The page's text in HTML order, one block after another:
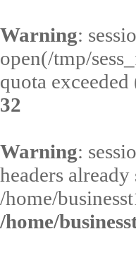
Warning:
open(/tmp/
quota
32
Warning:
headers
/home/
/home/